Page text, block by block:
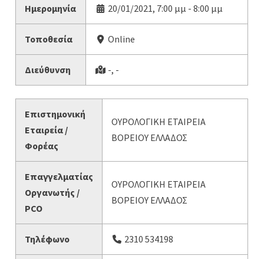
Ημερομηνία 20/01/2021, 7:00 μμ - 8:00 μμ
Τοποθεσία Online
Διεύθυνση -, -
Επιστημονική
Εταιρεία /
Φορέας
ΟΥΡΟΛΟΓΙΚΗ ΕΤΑΙΡΕΙΑ
ΒΟΡΕΙΟΥ ΕΛΛΑΔΟΣ
Επαγγελματίας
Οργανωτής /
PCO
ΟΥΡΟΛΟΓΙΚΗ ΕΤΑΙΡΕΙΑ
ΒΟΡΕΙΟΥ ΕΛΛΑΔΟΣ
Τηλέφωνο 2310 534198